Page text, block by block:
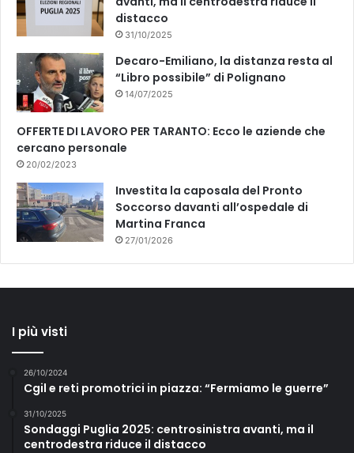
distacco
31/10/2025
Decaro-Emiliano, la distanza resta al
“Libro possibile” di Polignano
14/07/2025
OFFERTE DI LAVORO PER TARANTO: Ecco le aziende che
cercano personale
20/02/2023
Investita la caposala del Pronto
Soccorso davanti all’ospedale di
Martina Franca
27/01/2026
I più visti
26/10/2024
Cgil e reti promotrici in piazza: “Fermiamo le guerre”
31/10/2025
Sondaggi Puglia 2025: centrosinistra avanti, ma il
centrodestra riduce il distacco